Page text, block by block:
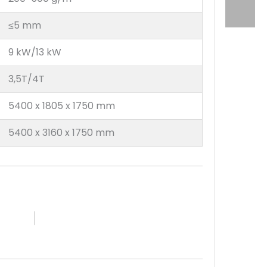
≤5 mm
9 kW/13 kW
3,5T/4T
5400 x 1805 x 1750 mm
5400 x 3160 x 1750 mm